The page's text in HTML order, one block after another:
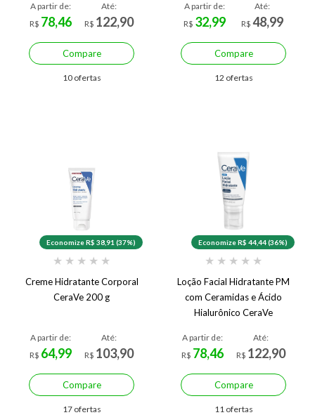
A partir de:
R$ 78,46
Até:
R$ 122,90
Compare
10 ofertas
A partir de:
R$ 32,99
Até:
R$ 48,99
Compare
12 ofertas
Economize R$ 38,91 (37%)
★ ★ ★ ★ ★
Creme Hidratante Corporal
CeraVe 200 g
A partir de:
R$ 64,99
Até:
R$ 103,90
Compare
17 ofertas
Economize R$ 44,44 (36%)
★ ★ ★ ★ ★
Loção Facial Hidratante PM
com Ceramidas e Ácido
Hialurônico CeraVe
A partir de:
R$ 78,46
Até:
R$ 122,90
Compare
11 ofertas